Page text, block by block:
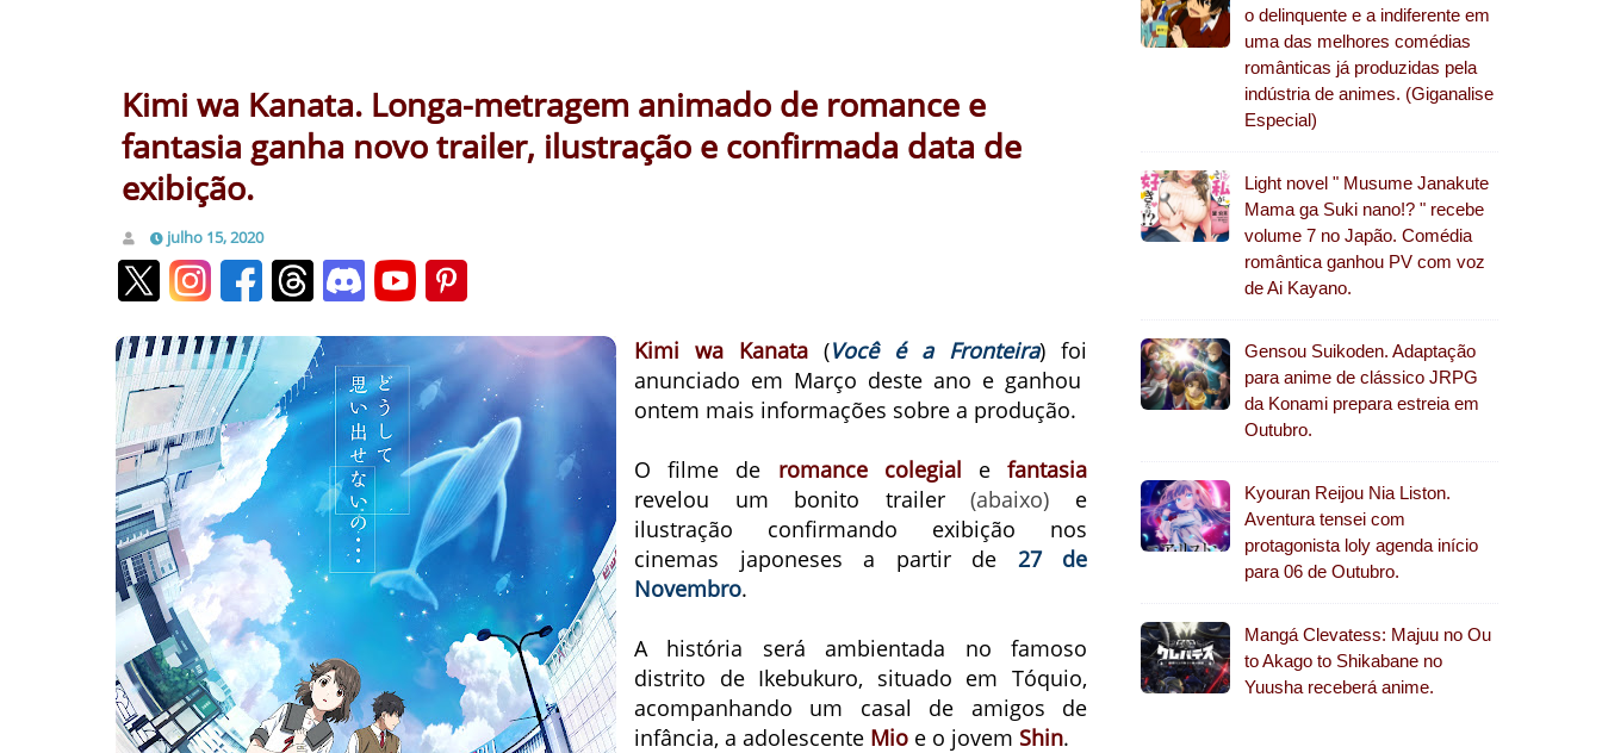
Kimi wa Kanata. Longa-metragem animado de romance e
fantasia ganha novo trailer, ilustração e confirmada data de
exibição.
julho 15, 2020
Kimi wa Kanata (Você é a Fronteira) foi
anunciado em Março deste ano e ganhou
ontem mais informações sobre a produção.
O filme de romance colegial efantasia
revelou um bonito trailer(abaixo) e
ilustração confirmando exibição nos
cinemas japoneses a partir de 27 de
Novembro.
A história será ambientada no famoso
distrito de Ikebukuro, situado em Tóquio,
acompanhando um casal de amigos de
infância, a adolescente Mio e o jovem Shin.
o delinquente e a indiferente em
uma das melhores comédias
românticas já produzidas pela
indústria de animes. (Giganalise
Especial)
Light novel " Musume Janakute
Mama ga Suki nano!? " recebe
volume 7 no Japão. Comédia
romântica ganhou PV com voz
de Ai Kayano.
Gensou Suikoden. Adaptação
para anime de clássico JRPG
da Konami prepara estreia em
Outubro.
Kyouran Reijou Nia Liston.
Aventura tensei com
protagonista loly agenda início
para 06 de Outubro.
Mangá Clevatess: Majuu no Ou
to Akago to Shikabane no
Yuusha receberá anime.